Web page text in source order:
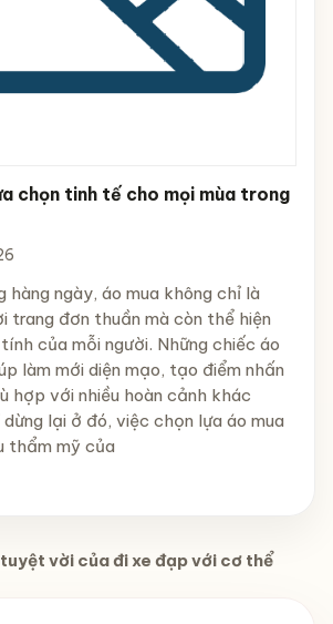
chọn tinh tế cho mọi mùa trong
hàng ngày, áo mua không chỉ là
trang đơn thuần mà còn thể hiện
của mỗi người. Những chiếc áo
làm mới diện mạo, tạo điểm nhấn
hợp với nhiều hoàn cảnh khác
lại ở đó, việc chọn lựa áo mua
thẩm mỹ của
vời của đi xe đạp với cơ thể